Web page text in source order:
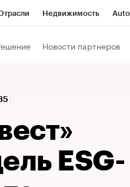
Недвижимость
Новости партнеров
ESG-